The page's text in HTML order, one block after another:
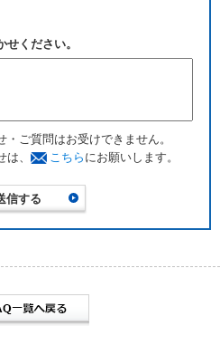
ください。
ご質問はお受けできません。
、
こちら にお願いします。